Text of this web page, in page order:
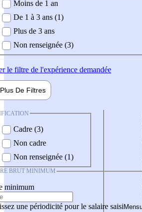
demandée
Moins de 1 an
De 1 à 3 ans (1)
Plus de 3 ans
Non renseignée (3)
le filtre de l'expérience demandée
Plus De Filtres
Cadre (3)
Non cadre
Non renseignée (1)
BRUT MINIMUM
minimum
une périodicité pour le salaire saisi